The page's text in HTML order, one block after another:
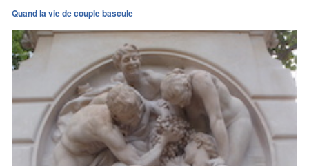
Quand la vie de couple bascule